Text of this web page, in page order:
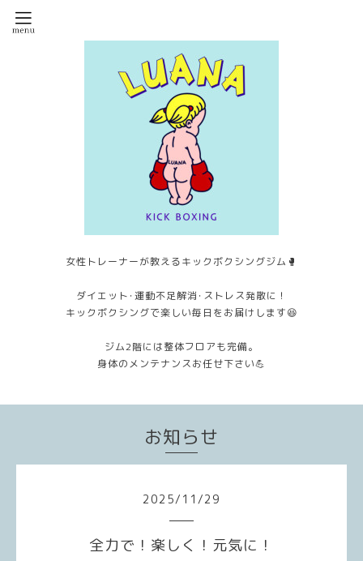
女性トレーナーが教えるキックボクシングジム🥊
ダイエット･運動不足解消･ストレス発散に！
キックボクシングで楽しい毎日をお届けします😆
ジム2階には整体フロアも完備。
身体のメンテナンスお任せ下さい💪
お知らせ
2025/ 11 /29
全力で！楽しく！元気に！